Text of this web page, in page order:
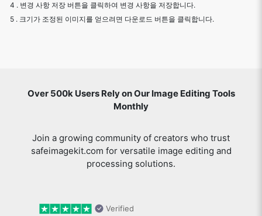
4 . 변경 사항 저장 버튼을 클릭하여 변경 사항을 저장합니다.
5 . 크기가 조정된 이미지를 얻으려면 다운로드 버튼을 클릭합니다.
Over 500k Users Rely on Our Image Editing Tools
Monthly
Join a growing community of creators who trust
safeimagekit.com for versatile image editing and
processing solutions.
Verified